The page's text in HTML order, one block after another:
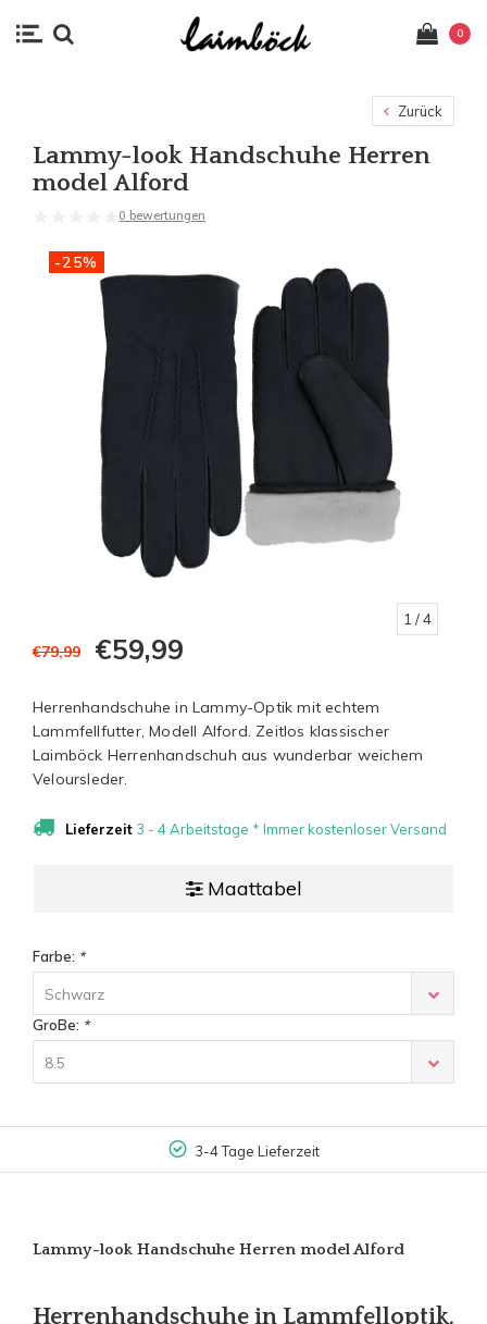
0
Zurück
Lammy-look Handschuhe Herren
model Alford
0 bewertungen
-25%
1 / 4
€79,99 €59,99
Herrenhandschuhe in Lammy-Optik mit echtem
Lammfellfutter, Modell Alford. Zeitlos klassischer
Laimböck Herrenhandschuh aus wunderbar weichem
Veloursleder.
Lieferzeit 3 - 4 Arbeitstage * Immer kostenloser Versand
Maattabel
Farbe: *
Schwarz
GroBe: *
8.5
3-4 Tage Lieferzeit
Lammy-look Handschuhe Herren model Alford
Herrenhandschuhe in Lammfelloptik,